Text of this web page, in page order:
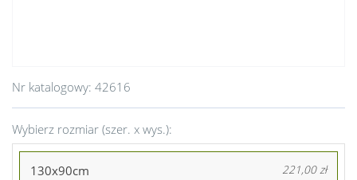
Nr katalogowy: 42616
Wybierz rozmiar (szer. x wys.):
130x90cm 221,00 zł